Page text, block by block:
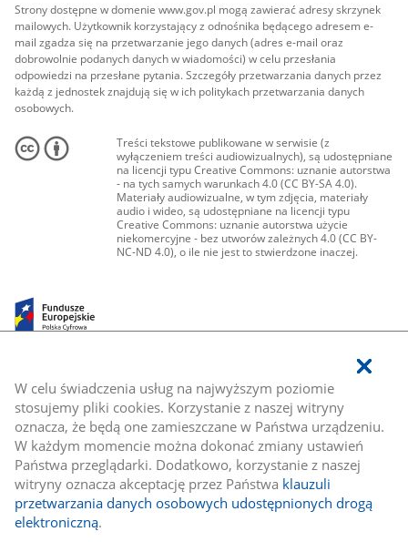
W celu świadczenia usług na najwyższym poziomie
stosujemy pliki cookies. Korzystanie z naszej witryny
oznacza, że będą one zamieszczane w Państwa urządzeniu.
W każdym momencie można dokonać zmiany ustawień
Państwa przeglądarki. Dodatkowo, korzystanie z naszej
witryny oznacza akceptację przez Państwa klauzuli
przetwarzania danych osobowych udostępnionych drogą
elektroniczną.
Strony dostępne w domenie www.gov.pl mogą zawierać adresy skrzynek
mailowych. Użytkownik korzystający z odnośnika będącego adresem e-
mail zgadza się na przetwarzanie jego danych (adres e-mail oraz
dobrowolnie podanych danych w wiadomości) w celu przesłania
odpowiedzi na przesłane pytania. Szczegóły przetwarzania danych przez
każdą z jednostek znajdują się w ich politykach przetwarzania danych
osobowych.
Treści tekstowe publikowane w serwisie (z
wyłączeniem treści audiowizualnych), są udostępniane
na licencji typu Creative Commons: uznanie autorstwa
- na tych samych warunkach 4.0 (CC BY-SA 4.0).
Materiały audiowizualne, w tym zdjęcia, materiały
audio i wideo, są udostępniane na licencji typu
Creative Commons: uznanie autorstwa użycie
niekomercyjne - bez utworów zależnych 4.0 (CC BY-
NC-ND 4.0), o ile nie jest to stwierdzone inaczej.